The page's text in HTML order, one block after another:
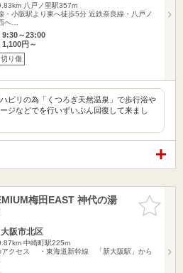
八戸ノ里駅357m
・小阪駅より東へ徒歩5分 近鉄奈良線・八戸ノ
へ…
9:30～23:00
1,100円～
切り傷
ビリの為「くつろぎ天然温泉」で歩行浴や
ジなどでを行いずいぶん回復して来まし
お気に入
りに追加
梅田EAST 神代の湯
阪市北区
中崎町駅225m
アクセス ・東海道新幹線 「新大阪駅」から